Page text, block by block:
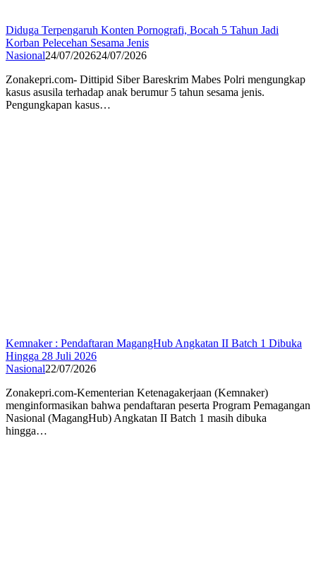
Diduga Terpengaruh Konten Pornografi, Bocah 5 Tahun Jadi
Korban Pelecehan Sesama Jenis
Nasional24/07/202624/07/2026
Zonakepri.com- Dittipid Siber Bareskrim Mabes Polri mengungkap
kasus asusila terhadap anak berumur 5 tahun sesama jenis.
Pengungkapan kasus…
Kemnaker : Pendaftaran MagangHub Angkatan II Batch 1 Dibuka
Hingga 28 Juli 2026
Nasional22/07/2026
Zonakepri.com-Kementerian Ketenagakerjaan (Kemnaker)
menginformasikan bahwa pendaftaran peserta Program Pemagangan
Nasional (MagangHub) Angkatan II Batch 1 masih dibuka
hingga…